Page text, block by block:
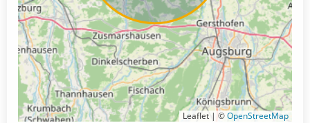
Leaflet | ©OpenStreetMap